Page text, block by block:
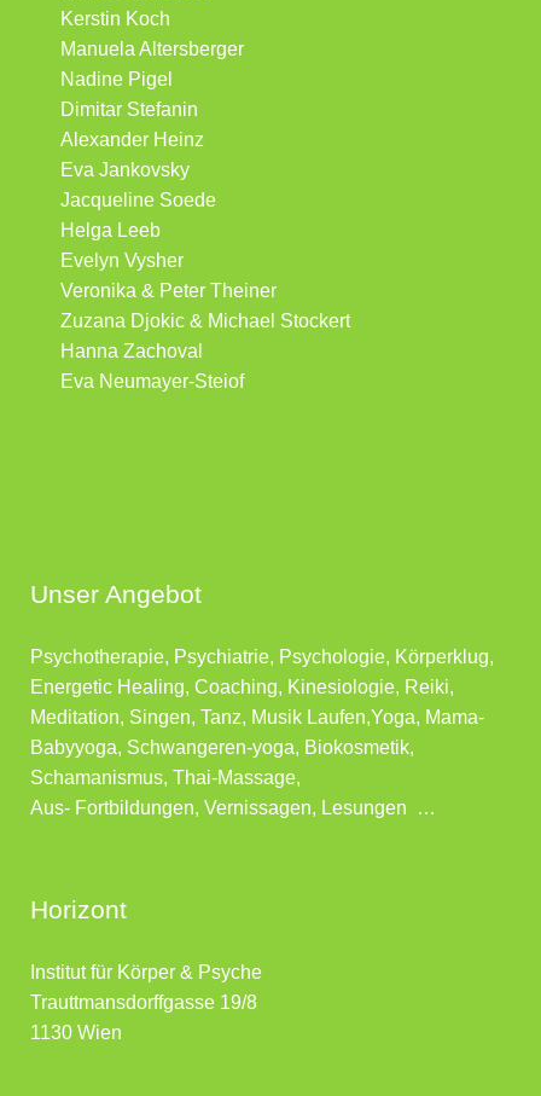
Kerstin Koch
Manuela Altersberger
Nadine Pigel
Dimitar Stefanin
Alexander Heinz
Eva Jankovsky
Jacqueline Soede
Helga Leeb
Evelyn Vysher
Veronika & Peter Theiner
Zuzana Djokic & Michael Stockert
Hanna Zachoval
Eva Neumayer-Steiof
Unser Angebot
Psychotherapie, Psychiatrie, Psychologie, Körperklug,
Energetic Healing, Coaching, Kinesiologie, Reiki,
Meditation, Singen, Tanz, Musik Laufen,Yoga, Mama-
Babyyoga, Schwangeren-yoga, Biokosmetik,
Schamanismus, Thai-Massage,
Aus- Fortbildungen, Vernissagen, Lesungen …
Horizont
Institut für Körper & Psyche
Trauttmansdorffgasse 19/8
1130 Wien